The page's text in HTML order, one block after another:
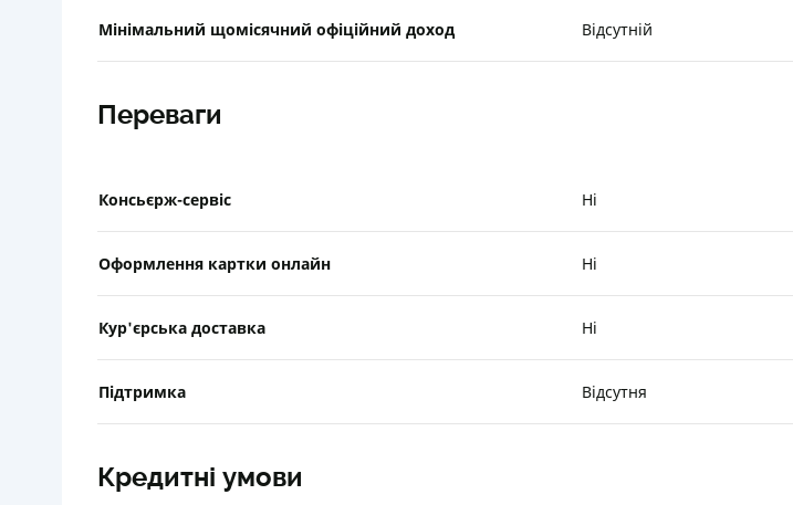
Мінімальний щомісячний офіційний доход Відсутній
Переваги
Консьєрж-сервіс Ні
Оформлення картки онлайн Ні
Кур'єрська доставка Ні
Підтримка Відсутня
Кредитні умови